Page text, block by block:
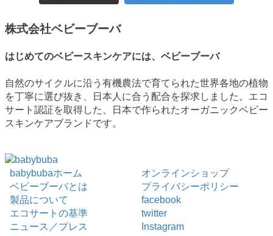
株式会社ベビーブーバ
はじめてのベビースキンケアには、ベビーブーバ
自然のサイクルに沿う有機農法で育てられた世界各地の植物
を丁寧に選び抜き、日本人に合う配合を探求しました。エコ
サート認証を取得した、日本で作られたオーガニックベビー
スキンケアブランドです。
babybubaホーム
ベビーブーバとは
製品について
エコサートの基準
ニュース／プレス
オンラインショップ
プライバシーポリシー
facebook
twitter
Instagram